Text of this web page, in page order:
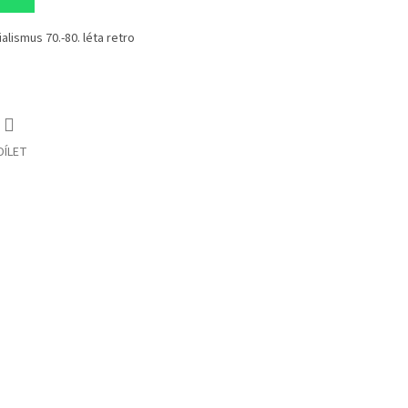
70.-80. léta retro